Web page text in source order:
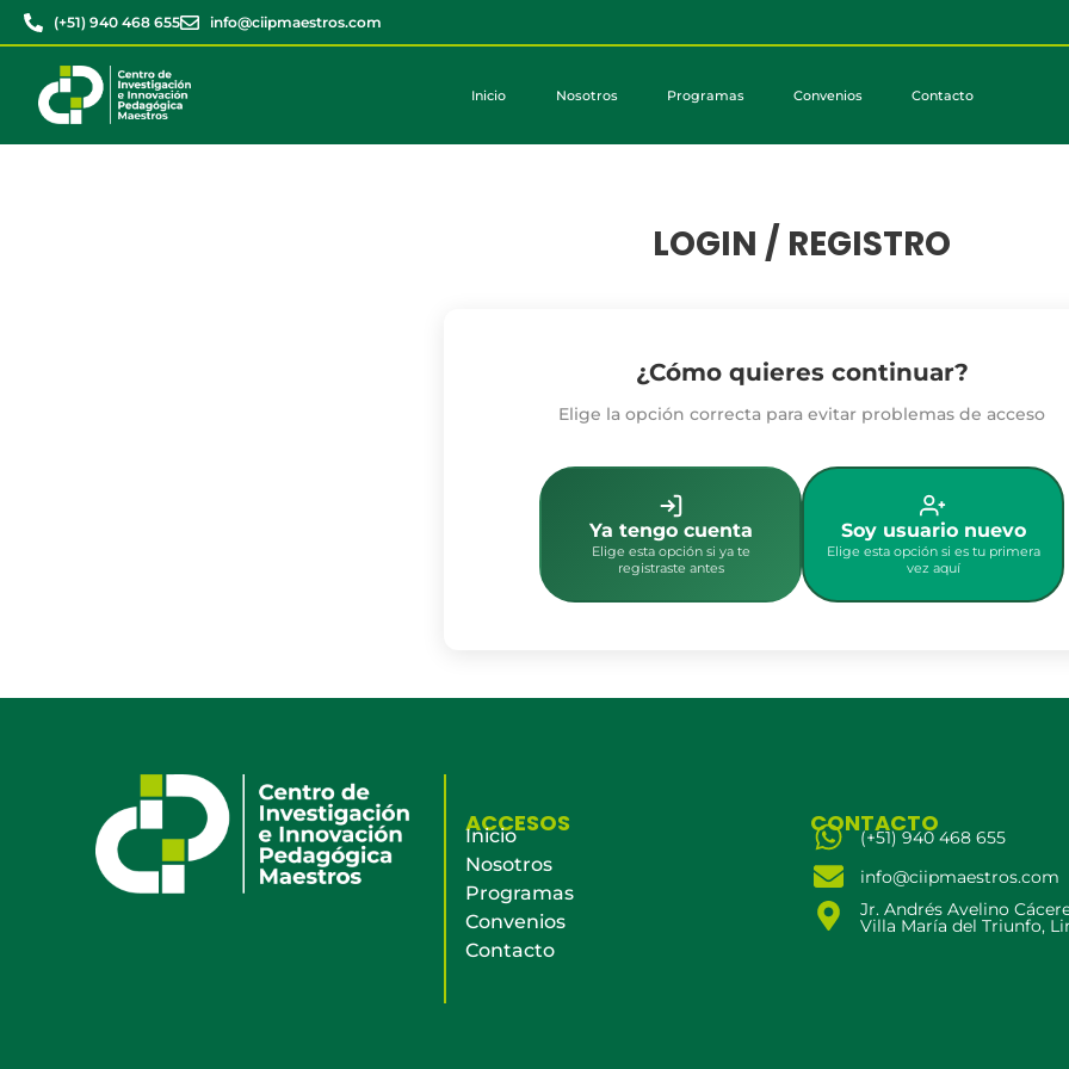
(+51) 940 468 655 info@ciipmaestros.com
Inicio Nosotros Programas Convenios Contacto
LOGIN / REGISTRO
¿Cómo quieres continuar?
Elige la opción correcta para evitar problemas de acceso
Ya tengo cuenta
Elige esta opción si ya te
registraste antes
Soy usuario nuevo
Elige esta opción si es tu primera
vez aquí
ACCESOS
Inicio
Nosotros
Programas
Convenios
Contacto
CONTACTO
(+51) 940 468 655
info@ciipmaestros.com
Jr. Andrés Avelino
Villa María del Triunfo,